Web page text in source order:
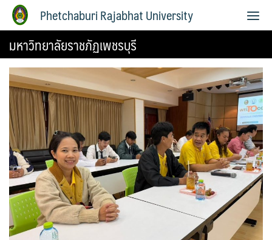
Phetchaburi Rajabhat University
มหาวิทยาลัยราชภัฏเพชรบุรี